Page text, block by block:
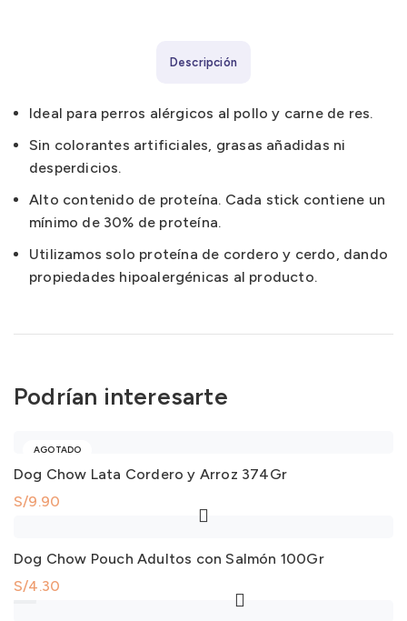
Descripción
Ideal para perros alérgicos al pollo y carne de res.
Sin colorantes artificiales, grasas añadidas ni
desperdicios.
Alto contenido de proteína. Cada stick contiene un
mínimo de 30% de proteína.
Utilizamos solo proteína de cordero y cerdo, dando
propiedades hipoalergénicas al producto.
Podrían interesarte
AGOTADO
Dog Chow Lata Cordero y Arroz 374Gr
S/9.90
Dog Chow Pouch Adultos con Salmón 100Gr
S/4.30